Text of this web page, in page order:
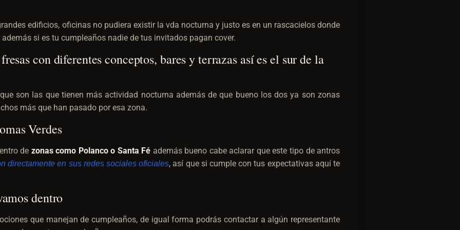
edificios, oficinas no pudiera existir la vda nocturna y justo es en un rascacielos donde
si es tu cumpleaños nadie de tus invitados pagan cover.
con diferentes conceptos, bares y terrazas así es el sur de la
son las que tienen más actividad nocturna además de que bueno los dos ya son zonas
más que han pasado por esa zona.
Verdes
de zonas como Polanco o Santa Fé además bueno cabe aclarar que este tipo de antros
directamente en sus redes sociales oficiales, así que si cumple con tus expectativas aquí te
dentro
que manejan de cumpleaños, de igual forma podrás contactar a algún representante